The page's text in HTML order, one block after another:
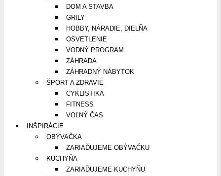
DOM A STAVBA
GRILY
HOBBY, NÁRADIE, DIELŇA
OSVETLENIE
VODNÝ PROGRAM
ZÁHRADA
ZÁHRADNÝ NÁBYTOK
ŠPORT A ZDRAVIE
CYKLISTIKA
FITNESS
VOĽNÝ ČAS
INŠPIRÁCIE
OBÝVAČKA
ZARIAĎUJEME OBÝVAČKU
KUCHYŇA
ZARIAĎUJEME KUCHYŇU